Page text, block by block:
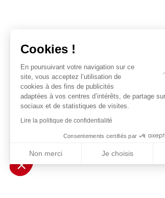
Cookies !
En poursuivant votre navigation sur ce
site, vous acceptez l’utilisation de
cookies à des fins de publicités
adaptées à vos centres d’intérêts, de partage
sociaux et de statistiques de visites.
Lire la politique de confidentialité
Consentements certifiés par
Non merci Je choisis
Axeptio consent
Plateforme de Gestion du Consentement :